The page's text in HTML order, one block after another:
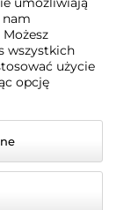
nam
wszystkich
użycie
opcję